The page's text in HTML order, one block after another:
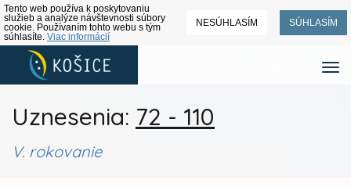
Tento web používa k poskytovaniu
služieb a analýze návštevnosti súbory
cookie. Používaním tohto webu s tým
súhlasíte. Viac informácií
NESÚHLASÍM SÚHLASÍM
Uznesenia: 72 - 110
V. rokovanie